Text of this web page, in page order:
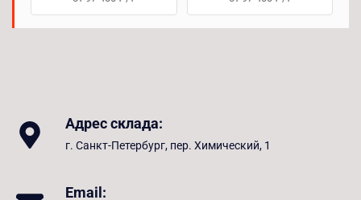
Адрес склада:
г. Санкт-Петербург, пер. Химический, 1
Email: